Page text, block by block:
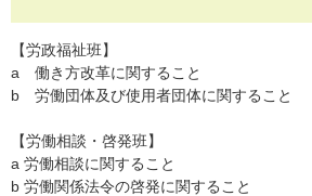
【労政福祉班】
a 働き方改革に関すること
b 労働団体及び使用者団体に関すること
【労働相談・啓発班】
a 労働相談に関すること
b 労働関係法令の啓発に関すること